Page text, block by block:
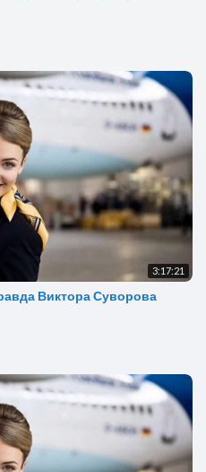
3:17:21
Виктора Суворова